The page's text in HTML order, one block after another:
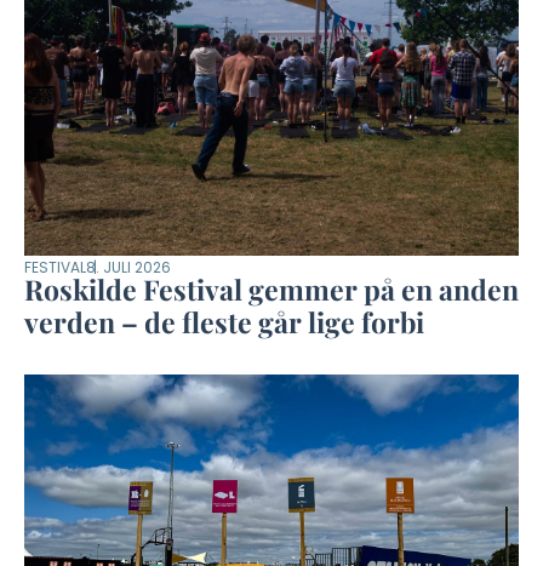
FESTIVAL8. JULI 2026
Roskilde Festival gemmer på en anden
verden – de fleste går lige forbi